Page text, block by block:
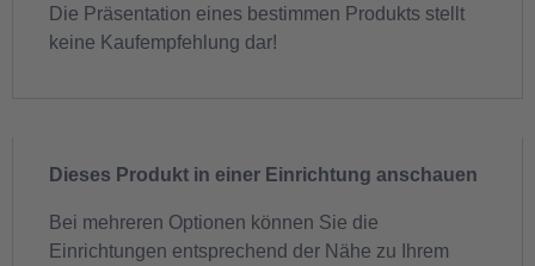
Die Präsentation eines bestimmen Produkts stellt
keine Kaufempfehlung dar!
Dieses Produkt in einer Einrichtung anschauen
Bei mehreren Optionen können Sie die
Einrichtungen entsprechend der Nähe zu Ihrem